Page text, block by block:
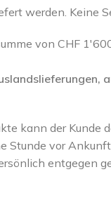
werden. Keine
von CHF
kann der Kunde
Stunde vor
entgegen